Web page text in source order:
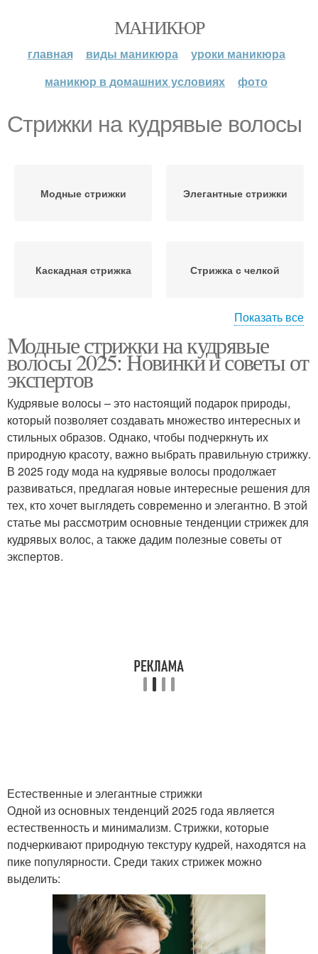
МАНИКЮР
главная виды маникюра
уроки маникюра
маникюр в домашних условиях
фото
Стрижки на кудрявые волосы
Модные стрижки Элегантные стрижки
Каскадная стрижка Стрижка с челкой
стрижки
Асимметричная стрижка
Практичные стрижки Подходящие стрижки
Тенденции в стрижках Короткие стрижки
Средства для
вьющихся волос
Кудрявый метод
Стрижки для кудрявых
волос
волос
Каре на кудрявые
Каре для кудрявых
Показать все
Модные стрижки на кудрявые
волосы 2025: Новинки и советы от
экспертов
Кудрявые волосы – это настоящий подарок природы,
который позволяет создавать множество интересных и
стильных образов. Однако, чтобы подчеркнуть их
природную красоту, важно выбрать правильную стрижку.
В 2025 году мода на кудрявые волосы продолжает
развиваться, предлагая новые интересные решения для
тех, кто хочет выглядеть современно и элегантно. В этой
статье мы рассмотрим основные тенденции стрижек для
кудрявых волос, а также дадим полезные советы от
экспертов.
Естественные и элегантные стрижки
Одной из основных тенденций 2025 года является
естественность и минимализм. Стрижки, которые
подчеркивают природную текстуру кудрей, находятся на
пике популярности. Среди таких стрижек можно
выделить: